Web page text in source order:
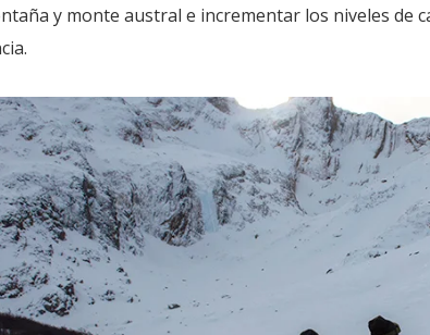
y monte austral e incrementar los niveles de